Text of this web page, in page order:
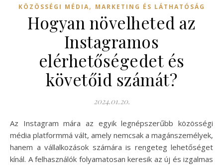
KÖZÖSSÉGI MÉDIA, MARKETING ÉS LÁTHATÓSÁG
Hogyan növelheted az
Instagramos
elérhetőségedet és
követőid számát?
2024.01.20.
Az Instagram mára az egyik legnépszerűbb közösségi
média platformmá vált, amely nemcsak a magánszemélyek,
hanem a vállalkozások számára is rengeteg lehetőséget
kínál. A felhasználók folyamatosan keresik az új és izgalmas